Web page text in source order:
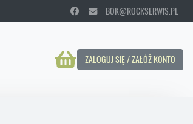
BOK@ROCKSERWIS.PL
ZALOGUJ SIĘ / ZAŁÓŻ KONTO